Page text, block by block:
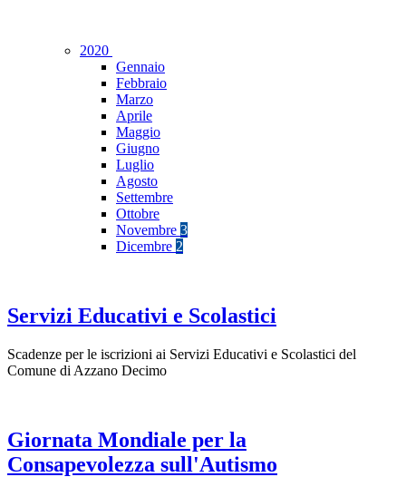
2020
Gennaio
Febbraio
Marzo
Aprile
Maggio
Giugno
Luglio
Agosto
Settembre
Ottobre
Novembre 3
Dicembre 2
Servizi Educativi e Scolastici
Scadenze per le iscrizioni ai Servizi Educativi e Scolastici del
Comune di Azzano Decimo
Giornata Mondiale per la
Consapevolezza sull'Autismo